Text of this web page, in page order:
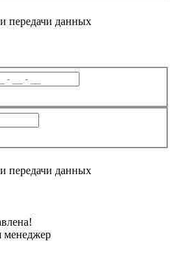
передачи данных
передачи данных
менеджер